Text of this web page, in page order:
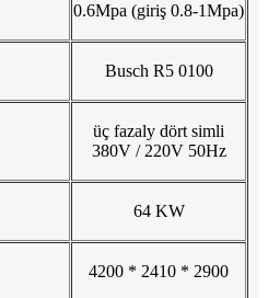
0.6Mpa (giriş 0.8-1Mpa)
Busch R5 0100
üç fazaly dört simli
380V / 220V 50Hz
64 KW
4200 * 2410 * 2900